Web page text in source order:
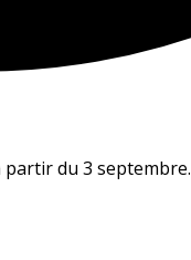
partir du 3 septembre.